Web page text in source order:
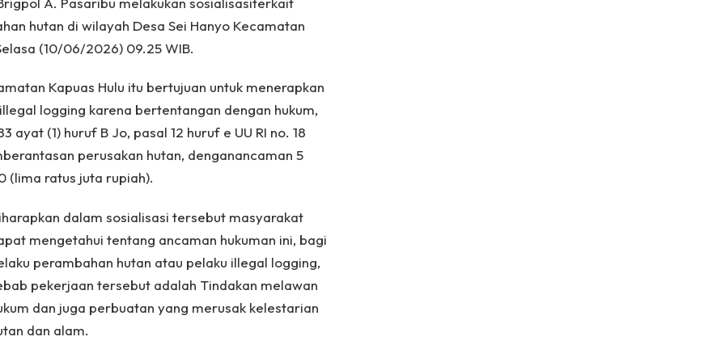
hutan di wilayah Desa Sei Hanyo Kecamatan
(10/06/2026) 09.25 WIB.
Kapuas Hulu itu bertujuan untuk menerapkan
logging karena bertentangan dengan hukum,
(1) huruf B Jo, pasal 12 huruf e UU RI no. 18
perusakan hutan, denganancaman 5
(lima ratus juta rupiah).
dalam sosialisasi tersebut masyarakat
mengetahui tentang ancaman hukuman ini, bagi
perambahan hutan atau pelaku illegal logging,
pekerjaan tersebut adalah Tindakan melawan
dan juga perbuatan yang merusak kelestarian
dan alam.